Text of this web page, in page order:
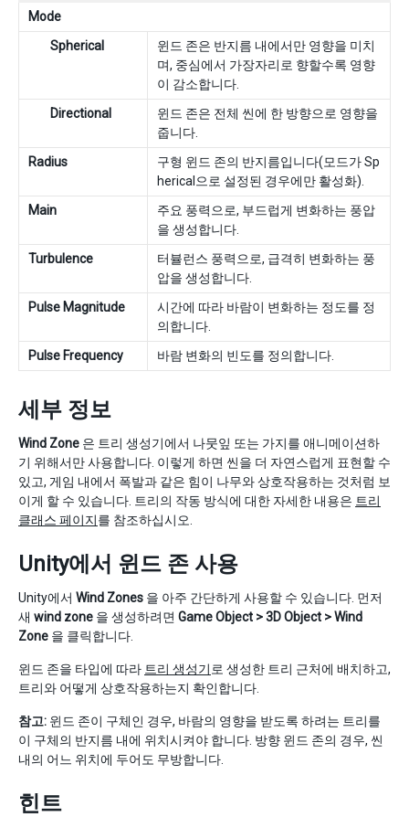
Mode
Spherical
윈드 존은 반지름 내에서만 영향을 미치
며, 중심에서 가장자리로 향할수록 영향
이 감소합니다.
Directional
윈드 존은 전체 씬에 한 방향으로 영향을
줍니다.
Radius
구형 윈드 존의 반지름입니다(모드가 Sp
herical으로 설정된 경우에만 활성화).
Main
주요 풍력으로, 부드럽게 변화하는 풍압
을 생성합니다.
Turbulence
터뷸런스 풍력으로, 급격히 변화하는 풍
압을 생성합니다.
Pulse Magnitude
시간에 따라 바람이 변화하는 정도를 정
의합니다.
Pulse Frequency
바람 변화의 빈도를 정의합니다.
세부 정보
Wind Zone 은 트리 생성기에서 나뭇잎 또는 가지를 애니메이션하
기 위해서만 사용합니다. 이렇게 하면 씬을 더 자연스럽게 표현할 수
있고, 게임 내에서 폭발과 같은 힘이 나무와 상호작용하는 것처럼 보
이게 할 수 있습니다. 트리의 작동 방식에 대한 자세한 내용은 트리
클래스 페이지를 참조하십시오.
Unity에서 윈드 존 사용
Unity에서 Wind Zones 을 아주 간단하게 사용할 수 있습니다. 먼저
새 wind zone 을 생성하려면 Game Object > 3D Object > Wind
Zone 을 클릭합니다.
윈드 존을 타입에 따라 트리 생성기 로 생성한 트리 근처에 배치하고,
트리와 어떻게 상호작용하는지 확인합니다.
참고: 윈드 존이 구체인 경우, 바람의 영향을 받도록 하려는 트리를
이 구체의 반지름 내에 위치시켜야 합니다. 방향 윈드 존의 경우, 씬
내의 어느 위치에 두어도 무방합니다.
힌트